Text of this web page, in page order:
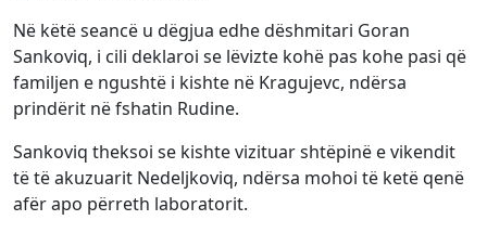
Në këtë seancë u dëgjua edhe dëshmitari Goran
Sankoviq, i cili deklaroi se lëvizte kohë pas kohe pasi që
familjen e ngushtë i kishte në Kragujevc, ndërsa
prindërit në fshatin Rudine.
Sankoviq theksoi se kishte vizituar shtëpinë e vikendit
të të akuzuarit Nedeljkoviq, ndërsa mohoi të ketë qenë
afër apo përreth laboratorit.